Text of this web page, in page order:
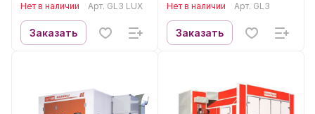
Нет в наличии Арт. GL3 LUX
Заказать
Нет в наличии Арт. GL3
Заказать